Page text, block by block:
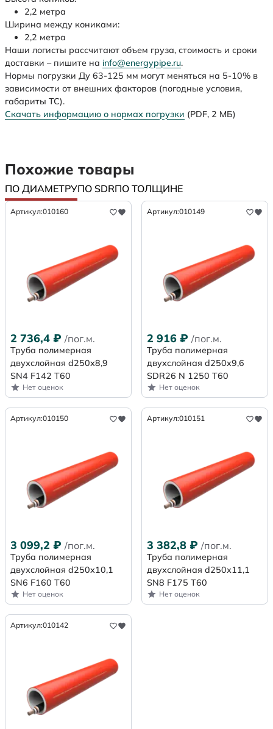
2,2 метра
Ширина между кониками:
2,2 метра
Наши логисты рассчитают объем груза, стоимость и сроки
доставки – пишите на info@energypipe.ru.
Нормы погрузки Ду 63-125 мм могут меняться на 5-10% в
зависимости от внешних факторов (погодные условия,
габариты ТС).
Скачать информацию о нормах погрузки (PDF, 2 МБ)
Похожие товары
ПО ДИАМЕТРУПО SDRПО ТОЛЩИНЕ
Артикул:010160
2 736,4 ₽ /пог.м.
Труба полимерная
двухслойная d250х8,9
SN4 F142 Т60
Нет оценок
Артикул:010149
2 916 ₽ /пог.м.
Труба полимерная
двухслойная d250x9,6
SDR26 N 1250 Т60
Нет оценок
Артикул:010150
3 099,2 ₽ /пог.м.
Труба полимерная
двухслойная d250х10,1
SN6 F160 Т60
Нет оценок
Артикул:010151
3 382,8 ₽ /пог.м.
Труба полимерная
двухслойная d250х11,1
SN8 F175 Т60
Нет оценок
Артикул:010142